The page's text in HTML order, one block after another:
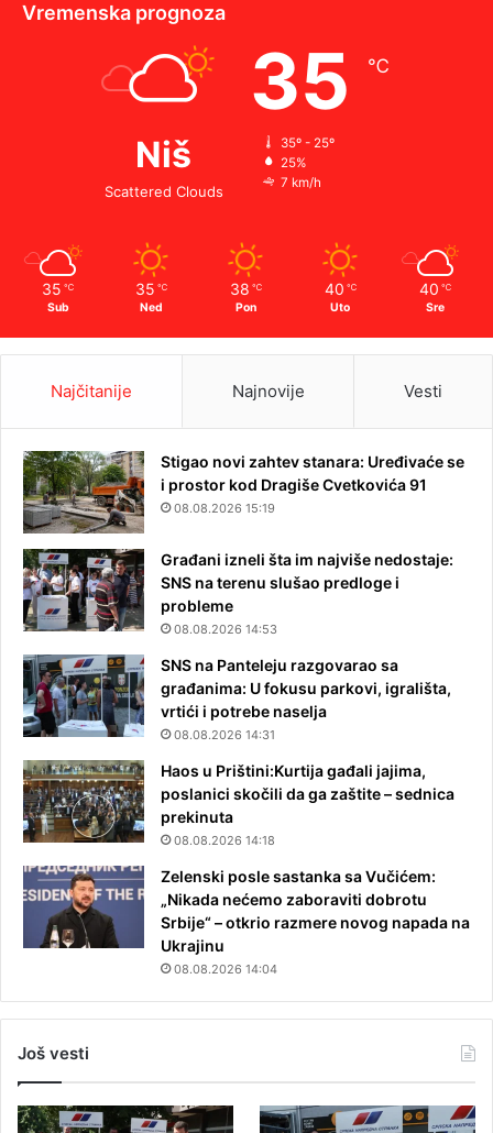
Vremenska prognoza
Niš
Scattered Clouds
35 ℃
35º - 25º
25%
7 km/h
35 ℃
Sub
35 ℃
Ned
38 ℃
Pon
40 ℃
Uto
40 ℃
Sre
Najčitanije Najnovije Vesti
Stigao novi zahtev stanara: Uređivaće se
i prostor kod Dragiše Cvetkovića 91
08.08.2026 15:19
Građani izneli šta im najviše nedostaje:
SNS na terenu slušao predloge i
probleme
08.08.2026 14:53
SNS na Panteleju razgovarao sa
građanima: U fokusu parkovi, igrališta,
vrtići i potrebe naselja
08.08.2026 14:31
Haos u Prištini:Kurtija gađali jajima,
poslanici skočili da ga zaštite – sednica
prekinuta
08.08.2026 14:18
Zelenski posle sastanka sa Vučićem:
„Nikada nećemo zaboraviti dobrotu
Srbije“ – otkrio razmere novog napada na
Ukrajinu
08.08.2026 14:04
Još vesti